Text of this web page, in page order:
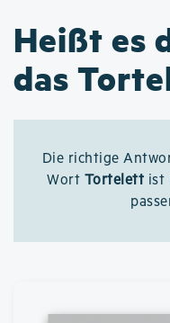
Heißt es
das
Die richtige
Wort Tortelett ist